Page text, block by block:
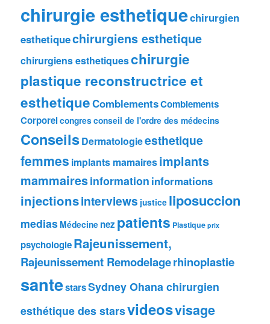
chirurgie esthetiquechirurgien
esthetiquechirurgiens esthetique
chirurgiens esthetiqueschirurgie
plastique reconstructrice et
esthetiqueComblementsComblements
Corporelcongresconseil de l'ordre des médecins
ConseilsDermatologieesthetique
femmes implants mamairesimplants
mammairesinformation informations
injectionsinterviews justice liposuccion
medias Médecine nez patients Plastique prix
psychologieRajeunissement,
Rajeunissement Remodelagerhinoplastie
santestarsSydney Ohana chirurgien
esthétique des starsvideosvisage